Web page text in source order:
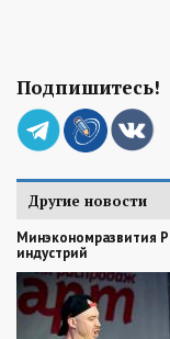
Подпишитесь!
Другие новости
Минэкономразвития
индустрий